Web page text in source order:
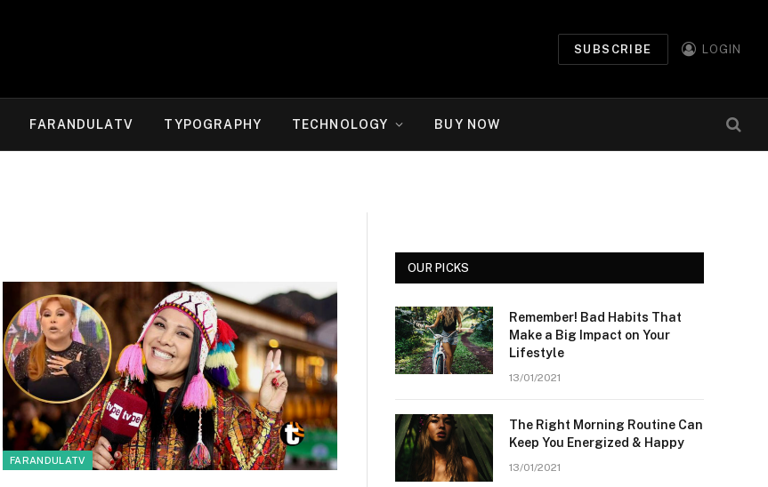
SUBSCRIBE LOGIN
FARANDULATV TYPOGRAPHY TECHNOLOGY BUY NOW
FARANDULATV
OUR PICKS
Remember! Bad Habits That
Make a Big Impact on Your
Lifestyle
13/01/2021
The Right Morning Routine Can
Keep You Energized & Happy
13/01/2021